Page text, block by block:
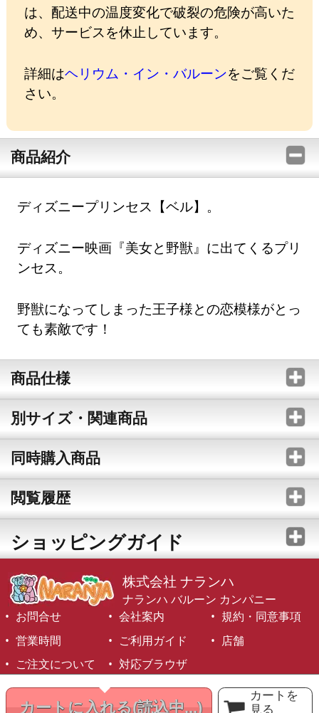
カートに入れる(読込中...)
カートを
見る
は、配送中の温度変化で破裂の危険が高いた
め、サービスを休止しています。
詳細はヘリウム・イン・バルーンをご覧くだ
さい。
商品紹介
ディズニープリンセス【ベル】。
ディズニー映画『美女と野獣』に出てくるプリ
ンセス。
野獣になってしまった王子様との恋模様がとっ
ても素敵です！
商品仕様
別サイズ・関連商品
同時購入商品
閲覧履歴
ショッピングガイド
株式会社 ナランハ
ナランハ バルーン カンパニー
お問合せ
会社案内
規約・同意事項
営業時間
ご利用ガイド
店舗
ご注文について
対応ブラウザ
©1999-2026 NARANJA Inc. All Rights Reserved.